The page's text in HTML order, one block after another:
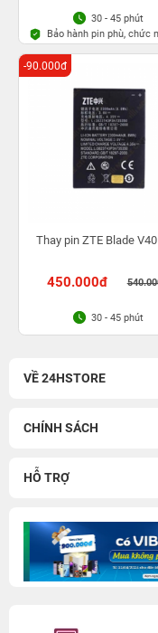
30 - 45 phút
Bảo hành pin phù, chức
tháng
Thay pin ZTE Blade
450.000đ
-90.000đ
30 - 45 phút
VỀ 24HSTORE
CHÍNH SÁCH
HỖ TRỢ